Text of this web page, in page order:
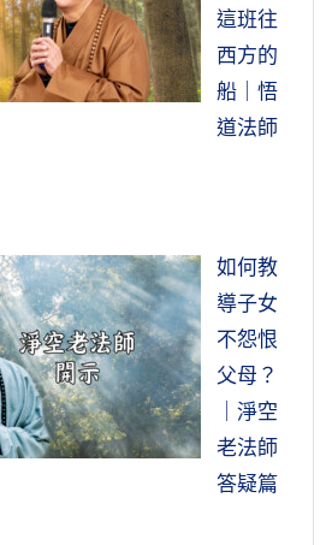
這班往
西方的
船｜悟
道法師
如何教
導子女
不怨恨
父母？
｜淨空
老法師
答疑篇